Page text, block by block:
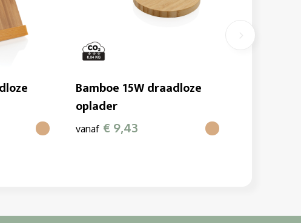
Bamboe 15W draadloze
oplader
vanaf € 9,43